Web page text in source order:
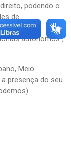
podendo o
de
com
autônomos”,
Meio
presença do seu